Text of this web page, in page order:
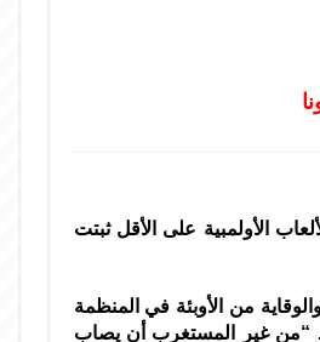
رياضياً مشاركاً في الألعاب الأولمبية على الأقل ثبتت
من الأوبئة في المنظمة
“من غير المستغرب أن يصاب